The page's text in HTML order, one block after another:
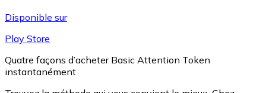
Disponible sur
Play Store
Quatre façons d’acheter Basic Attention Token
instantanément